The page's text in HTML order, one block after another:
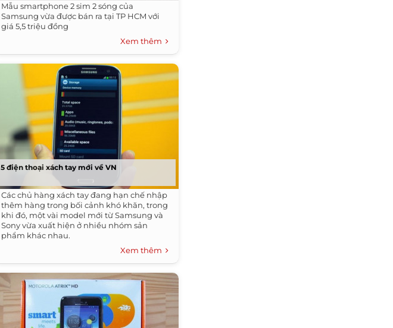
Mẫu smartphone 2 sim 2 sóng của
Samsung vừa được bán ra tại TP HCM với
giá 5,5 triệu đồng
Xem thêm
5 điện thoại xách tay mới về VN
Các chủ hàng xách tay đang hạn chế nhập
thêm hàng trong bối cảnh khó khăn, trong
khi đó, một vài model mới từ Samsung và
Sony vừa xuất hiện ở nhiều nhóm sản
phẩm khác nhau.
Xem thêm